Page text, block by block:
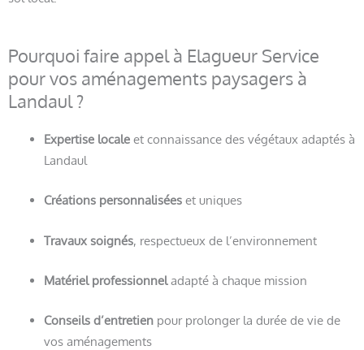
Pourquoi faire appel à Elagueur Service
pour vos aménagements paysagers à
Landaul ?
Expertise localeet connaissance des végétaux adaptés à
Landaul
Créations personnaliséeset uniques
Travaux soignés, respectueux de l’environnement
Matériel professionneladapté à chaque mission
Conseils d’entretienpour prolonger la durée de vie de
vos aménagements